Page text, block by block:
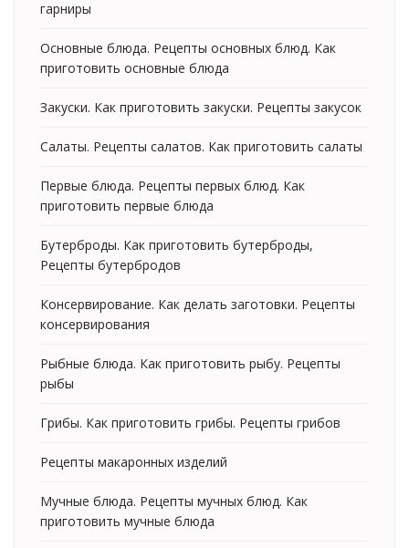
гарниры
Основные блюда. Рецепты основных блюд. Как
приготовить основные блюда
Закуски. Как приготовить закуски. Рецепты закусок
Салаты. Рецепты салатов. Как приготовить салаты
Первые блюда. Рецепты первых блюд. Как
приготовить первые блюда
Бутерброды. Как приготовить бутерброды,
Рецепты бутербродов
Консервирование. Как делать заготовки. Рецепты
консервирования
Рыбные блюда. Как приготовить рыбу. Рецепты
рыбы
Грибы. Как приготовить грибы. Рецепты грибов
Рецепты макаронных изделий
Мучные блюда. Рецепты мучных блюд. Как
приготовить мучные блюда